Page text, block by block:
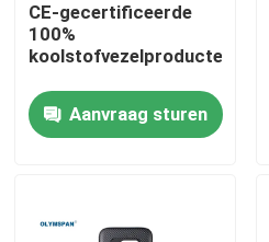
Kwaliteitscontrole
Neem contact met ons op
CE-gecertificeerde
100%
koolstofvezelproducten
Aanvraag sturen